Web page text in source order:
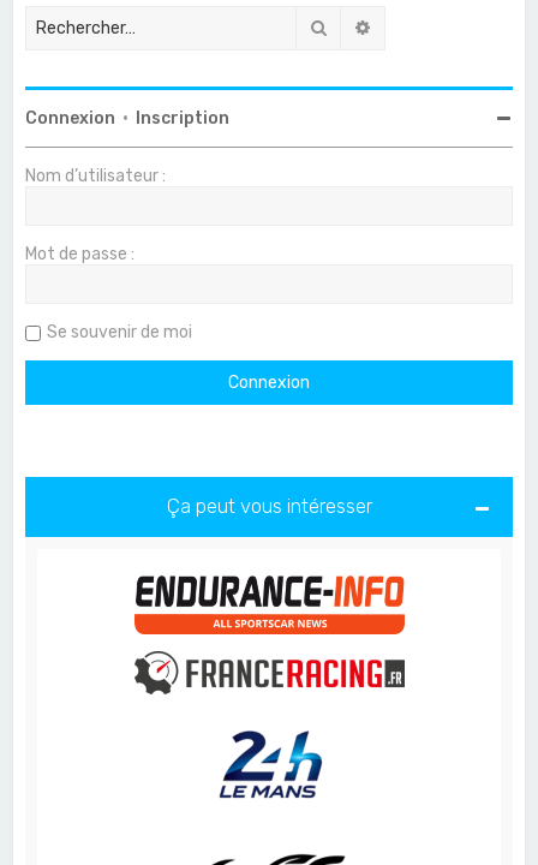
Rechercher
Connexion • Inscription
Nom d’utilisateur :
Mot de passe :
Se souvenir de moi
Ça peut vous intéresser